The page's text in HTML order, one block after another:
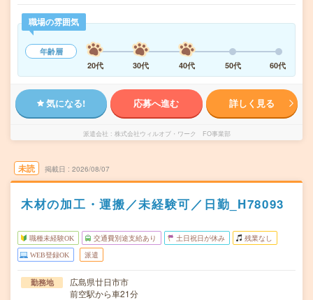
職場の雰囲気
年齢層
20代
30代 40代 50代 60代
気になる! 応募へ進む 詳しく見る
派遣会社 株式会社ウィルオブ・ワーク FO事業部
未読 掲載日 2026/08/07
木材の加工・運搬／未経験可／日勤_H78093
職種未経験OK 交通費別途支給あり 土日祝日が休み 残業なし
WEB登録OK 派遣
勤務地
広島県廿日市市
前空駅から車21分